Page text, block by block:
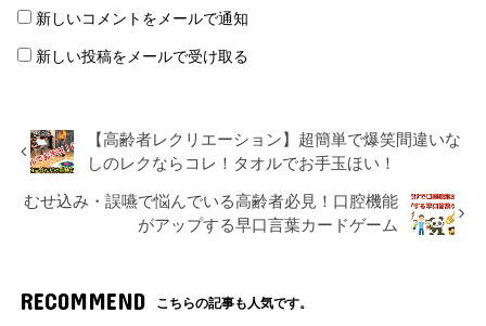
新しいコメントをメールで通知
新しい投稿をメールで受け取る
【高齢者レクリエーション】超簡単で爆笑間違いな
しのレクならコレ！タオルでお手玉ほい！
むせ込み・誤嚥で悩んでいる高齢者必見！口腔機能
がアップする早口言葉カードゲーム
RECOMMEND こちらの記事も人気です。